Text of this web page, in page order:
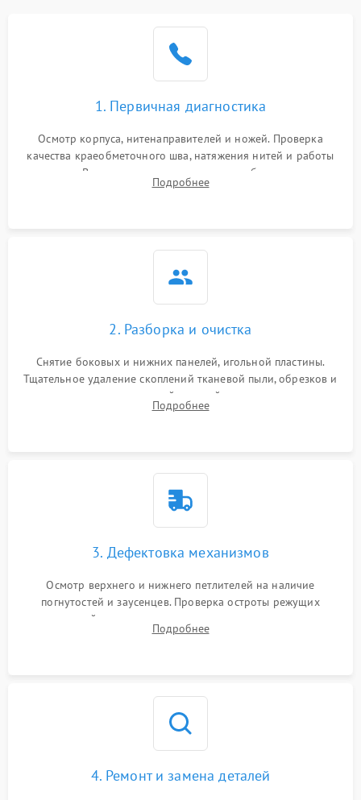
1. Первичная диагностика
Осмотр корпуса, нитенаправителей и ножей. Проверка
качества краеобметочного шва, натяжения нитей и работы
педали. Выявление пропусков стежков, обрывов нити,
заклинивания или тупого среза ткани на тестовом образце.
Подробнее
2. Разборка и очистка
Снятие боковых и нижних панелей, игольной пластины.
Тщательное удаление скоплений тканевой пыли, обрезков и
очесов из зоны петлителей и ножей с помощью жестких
кистей, пинцета и потока сжатого воздуха.
Подробнее
3. Дефектовка механизмов
Осмотр верхнего и нижнего петлителей на наличие
погнутостей и заусенцев. Проверка остроты режущих
кромок ножей, состояния приводного ремня, электромотора
и механизма дифференциальной подачи ткани.
Подробнее
4. Ремонт и замена деталей